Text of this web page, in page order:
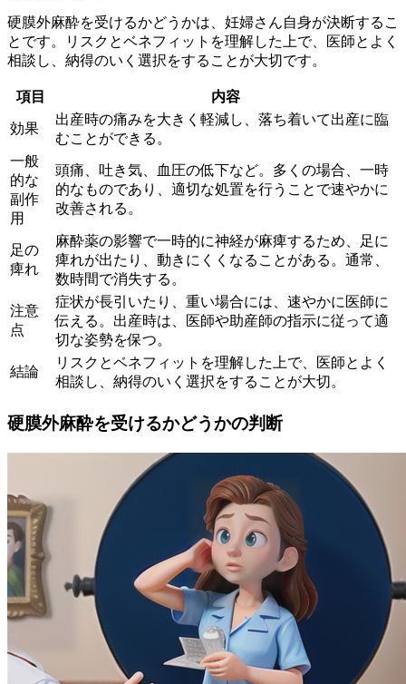
硬膜外麻酔を受けるかどうかは、妊婦さん自身が決断するこ
とです。リスクとベネフィットを理解した上で、医師とよく
相談し、納得のいく選択をすることが大切です。
項目 内容
効果
出産時の痛みを大きく軽減し、落ち着いて出産に臨
むことができる。
一般
的な
副作
用
頭痛、吐き気、血圧の低下など。多くの場合、一時
的なものであり、適切な処置を行うことで速やかに
改善される。
足の
痺れ
麻酔薬の影響で一時的に神経が麻痺するため、足に
痺れが出たり、動きにくくなることがある。通常、
数時間で消失する。
注意
点
症状が長引いたり、重い場合には、速やかに医師に
伝える。出産時は、医師や助産師の指示に従って適
切な姿勢を保つ。
結論
リスクとベネフィットを理解した上で、医師とよく
相談し、納得のいく選択をすることが大切。
硬膜外麻酔を受けるかどうかの判断